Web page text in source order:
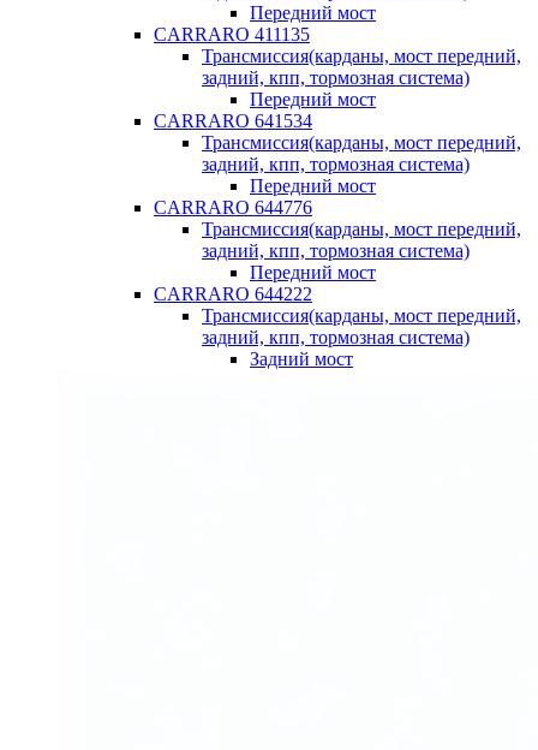
Передний мост
CARRARO 411135
Трансмиссия(карданы, мост передний,
задний, кпп, тормозная система)
Передний мост
CARRARO 641534
Трансмиссия(карданы, мост передний,
задний, кпп, тормозная система)
Передний мост
CARRARO 644776
Трансмиссия(карданы, мост передний,
задний, кпп, тормозная система)
Передний мост
CARRARO 644222
Трансмиссия(карданы, мост передний,
задний, кпп, тормозная система)
Задний мост